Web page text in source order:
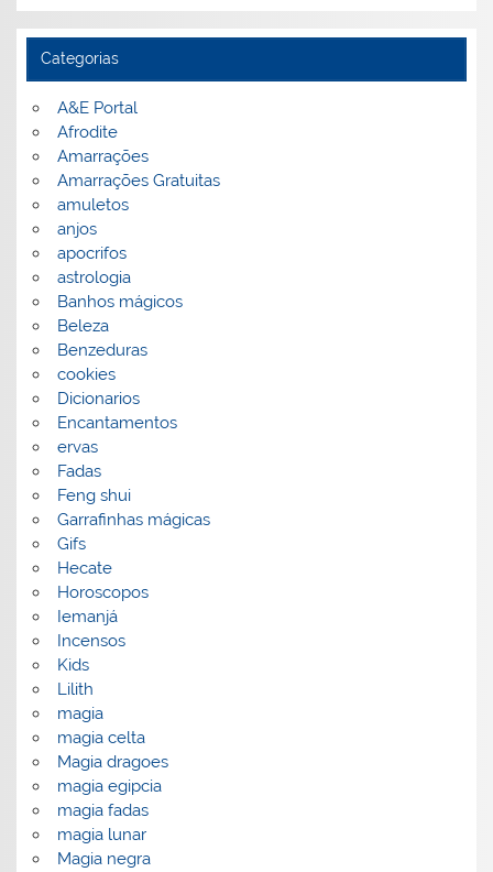
Categorias
A&E Portal
Afrodite
Amarrações
Amarrações Gratuitas
amuletos
anjos
apocrifos
astrologia
Banhos mágicos
Beleza
Benzeduras
cookies
Dicionarios
Encantamentos
ervas
Fadas
Feng shui
Garrafinhas mágicas
Gifs
Hecate
Horoscopos
Iemanjá
Incensos
Kids
Lilith
magia
magia celta
Magia dragoes
magia egipcia
magia fadas
magia lunar
Magia negra